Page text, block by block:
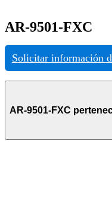
AR-9501-FXC
Solicitar información
AR-9501-FXC